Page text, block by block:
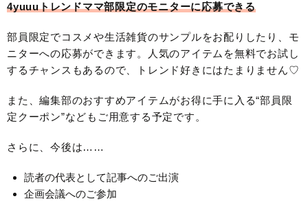
4yuuuトレンドママ部限定のモニターに応募できる
部員限定でコスメや生活雑貨のサンプルをお配りしたり、モ
ニターへの応募ができます。人気のアイテムを無料でお試し
するチャンスもあるので、トレンド好きにはたまりません♡
また、編集部のおすすめアイテムがお得に手に入る“部員限
定クーポン”などもご用意する予定です。
さらに、今後は……
読者の代表として記事へのご出演
企画会議へのご参加